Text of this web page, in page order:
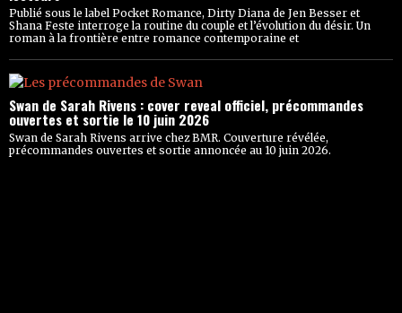
Publié sous le label Pocket Romance, Dirty Diana de Jen Besser et
Shana Feste interroge la routine du couple et l’évolution du désir. Un
roman à la frontière entre romance contemporaine et
Swan de Sarah Rivens : cover reveal officiel, précommandes
ouvertes et sortie le 10 juin 2026
Swan de Sarah Rivens arrive chez BMR. Couverture révélée,
précommandes ouvertes et sortie annoncée au 10 juin 2026.